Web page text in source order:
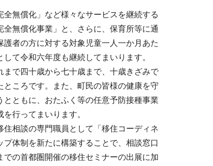
無償化」など様々なサービスを継続する
無償化事業」と、さらに、保育所等に通
者の方に対する対象児童一人一か月あた
て令和六年度も継続してまいります。
で四十歳から七十歳まで、十歳きざみで
ころです。また、町民の皆様の健康を守
ともに、おたふく等の任意予防接種事業
行ってまいります。
相談の専門職員として「移住コーディネ
体制を新たに構築することで、相談窓口
の首都圏開催の移住セミナーの出展に加